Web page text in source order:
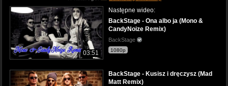
03:51
Następne wideo:
BackStage - Ona albo ja (Mono &
CandyNoize Remix)
BackStage
1080p
BackStage - Kusisz i dręczysz (Mad
Matt Remix)